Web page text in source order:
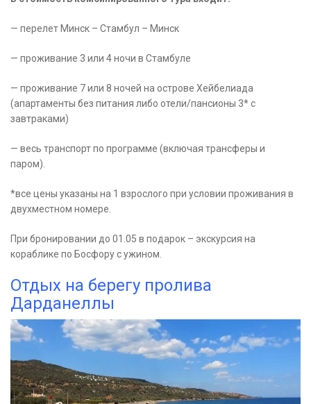
— перелет Минск – Стамбул – Минск
— проживание 3 или 4 ночи в Стамбуле
— проживание 7 или 8 ночей на острове Хейбелиада
(апартаменты без питания либо отели/пансионы 3* с
завтраками)
— весь транспорт по программе (включая трансферы и
паром).
*все цены указаны на 1 взрослого при условии проживания в
двухместном номере.
При бронировании до 01.05 в подарок – экскурсия на
кораблике по Босфору с ужином.
Отдых на берегу пролива
Дарданеллы